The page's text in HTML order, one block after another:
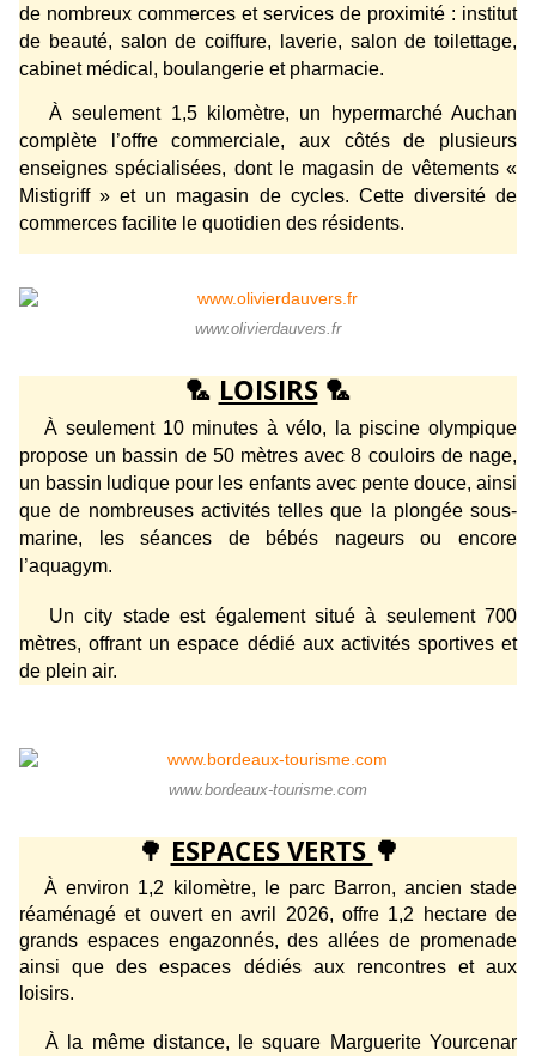
de nombreux commerces et services de proximité : institut
de beauté, salon de coiffure, laverie, salon de toilettage,
cabinet médical, boulangerie et pharmacie.
À seulement 1,5 kilomètre, un hypermarché Auchan
complète l’offre commerciale, aux côtés de plusieurs
enseignes spécialisées, dont le magasin de vêtements «
Mistigriff » et un magasin de cycles. Cette diversité de
commerces facilite le quotidien des résidents.
www.olivierdauvers.fr
🏸 LOISIRS🏸
À seulement 10 minutes à vélo, la piscine olympique
propose un bassin de 50 mètres avec 8 couloirs de nage,
un bassin ludique pour les enfants avec pente douce, ainsi
que de nombreuses activités telles que la plongée sous-
marine, les séances de bébés nageurs ou encore
l’aquagym.
Un city stade est également situé à seulement 700
mètres, offrant un espace dédié aux activités sportives et
de plein air.
www.bordeaux-tourisme.com
🌳 ESPACES VERTS 🌳
À environ 1,2 kilomètre, le parc Barron, ancien stade
réaménagé et ouvert en avril 2026, offre 1,2 hectare de
grands espaces engazonnés, des allées de promenade
ainsi que des espaces dédiés aux rencontres et aux
loisirs.
À la même distance, le square Marguerite Yourcenar